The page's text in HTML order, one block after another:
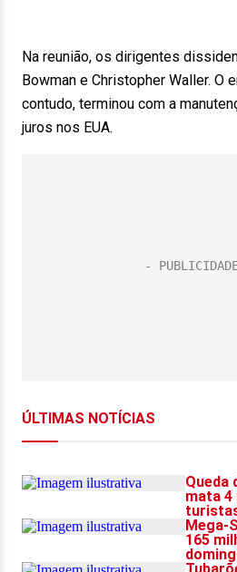
Na reunião, os dirigentes
Bowman e Christopher Waller. O
contudo, terminou com a
juros nos EUA.